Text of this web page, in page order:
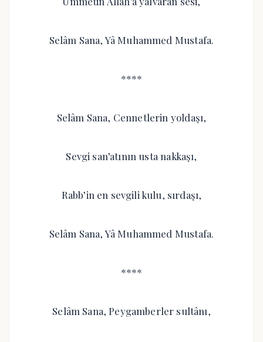
Selâm Sana, Yâ Muhammed Mustafa.
****
Selâm Sana, Cennetlerin yoldaşı,
Sevgi san’atının usta nakkaşı,
Rabb’in en sevgili kulu, sırdaşı,
Selâm Sana, Yâ Muhammed Mustafa.
****
Selâm Sana, Peygamberler sultânı,